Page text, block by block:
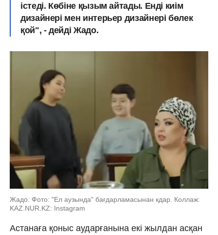
істеді. Көбіне қызым айтады. Енді киім
дизайнері мен интерьер дизайнері бөлек
қой", - дейді Жадо.
Жадо. Фото: "Ел аузында" бағдарламасынан кдар. Коллаж:
KAZ.NUR.KZ: Instagram
Астанаға қоныс аударғанына екі жылдан асқан